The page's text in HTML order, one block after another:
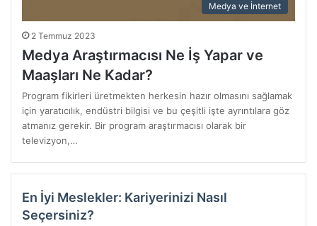
Medya ve İnternet
2 Temmuz 2023
Medya Araştırmacısı Ne İş Yapar ve
Maaşları Ne Kadar?
Program fikirleri üretmekten herkesin hazır olmasını sağlamak
için yaratıcılık, endüstri bilgisi ve bu çeşitli işte ayrıntılara göz
atmanız gerekir. Bir program araştırmacısı olarak bir
televizyon,…
En İyi Meslekler: Kariyerinizi Nasıl
Seçersiniz?